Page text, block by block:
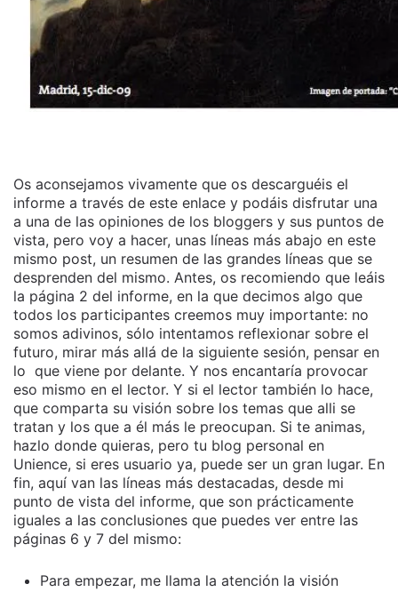
Os aconsejamos vivamente que os descarguéis el
informe a través de este enlace y podáis disfrutar una
a una de las opiniones de los bloggers y sus puntos de
vista, pero voy a hacer, unas líneas más abajo en este
mismo post, un resumen de las grandes líneas que se
desprenden del mismo. Antes, os recomiendo que leáis
la página 2 del informe, en la que decimos algo que
todos los participantes creemos muy importante: no
somos adivinos, sólo intentamos reflexionar sobre el
futuro, mirar más allá de la siguiente sesión, pensar en
lo que viene por delante. Y nos encantaría provocar
eso mismo en el lector. Y si el lector también lo hace,
que comparta su visión sobre los temas que alli se
tratan y los que a él más le preocupan. Si te animas,
hazlo donde quieras, pero tu blog personal en
Unience, si eres usuario ya, puede ser un gran lugar. En
fin, aquí van las líneas más destacadas, desde mi
punto de vista del informe, que son prácticamente
iguales a las conclusiones que puedes ver entre las
páginas 6 y 7 del mismo:
Para empezar, me llama la atención la visión